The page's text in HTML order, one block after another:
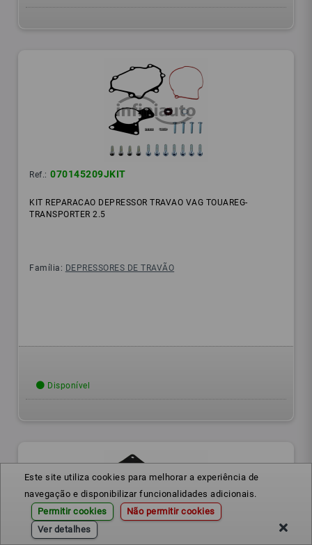
Este site utiliza cookies para melhorar a experiência de
navegação e disponibilizar funcionalidades adicionais.
Permitir cookies
Não permitir cookies
Ver detalhes
Ref.: 070145209JKIT
KIT REPARACAO DEPRESSOR TRAVAO VAG TOUAREG-
TRANSPORTER 2.5
Família: DEPRESSORES DE TRAVÃO
Disponível